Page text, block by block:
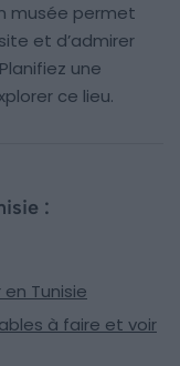
musée permet
et d’admirer
une
ce lieu.
:
Tunisie
à faire et voir